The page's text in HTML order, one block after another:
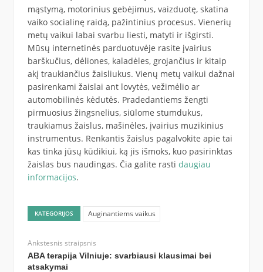
mąstymą, motorinius gebėjimus, vaizduotę, skatina
vaiko socialinę raidą, pažintinius procesus. Vienerių
metų vaikui labai svarbu liesti, matyti ir išgirsti.
Mūsų internetinės parduotuvėje rasite įvairius
barškučius, dėliones, kaladėles, grojančius ir kitaip
akį traukiančius žaisliukus. Vienų metų vaikui dažnai
pasirenkami žaislai ant lovytės, vežimėlio ar
automobilinės kėdutės. Pradedantiems žengti
pirmuosius žingsnelius, siūlome stumdukus,
traukiamus žaislus, mašinėles, įvairius muzikinius
instrumentus. Renkantis žaislus pagalvokite apie tai
kas tinka jūsų kūdikiui, ką jis išmoks, kuo pasirinktas
žaislas bus naudingas. Čia galite rasti daugiau
informacijos.
KATEGORIJOS Auginantiems vaikus
Ankstesnis straipsnis
ABA terapija Vilniuje: svarbiausi klausimai bei
atsakymai